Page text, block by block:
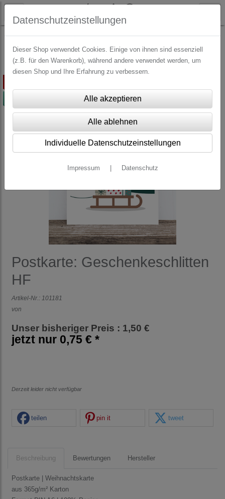
WEIHNACHTEN Postkarten Weihnachten
Postkarte: Geschenkeschlitten
HF
Artikel-Nr.: 101181
von
Unser bisheriger Preis : 1,50 €
jetzt nur 0,75 € *
Derzeit leider nicht verfügbar
teilen pin it tweet
Beschreibung Bewertungen Hersteller
Postkarte | Weihnachtskarte
aus 365g/m² Karton
Datenschutzeinstellungen
Dieser Shop verwendet Cookies. Einige von ihnen sind essenziell
(z.B. für den Warenkorb), während andere verwendet werden, um
diesen Shop und Ihre Erfahrung zu verbessern.
Individuelle Datenschutzeinstellungen
Impressum Datenschutz